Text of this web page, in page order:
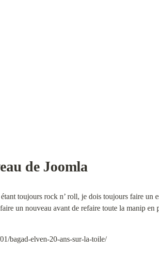
de Joomla
toujours rock n’ roll, je dois toujours faire un
un nouveau avant de refaire toute la manip en